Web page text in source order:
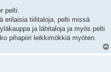
pelti.
erilaisia tiilitaloja, pelti missä
ja lähitaloja ja myös pelti
pihapiiri leikkimökkiä myöten.